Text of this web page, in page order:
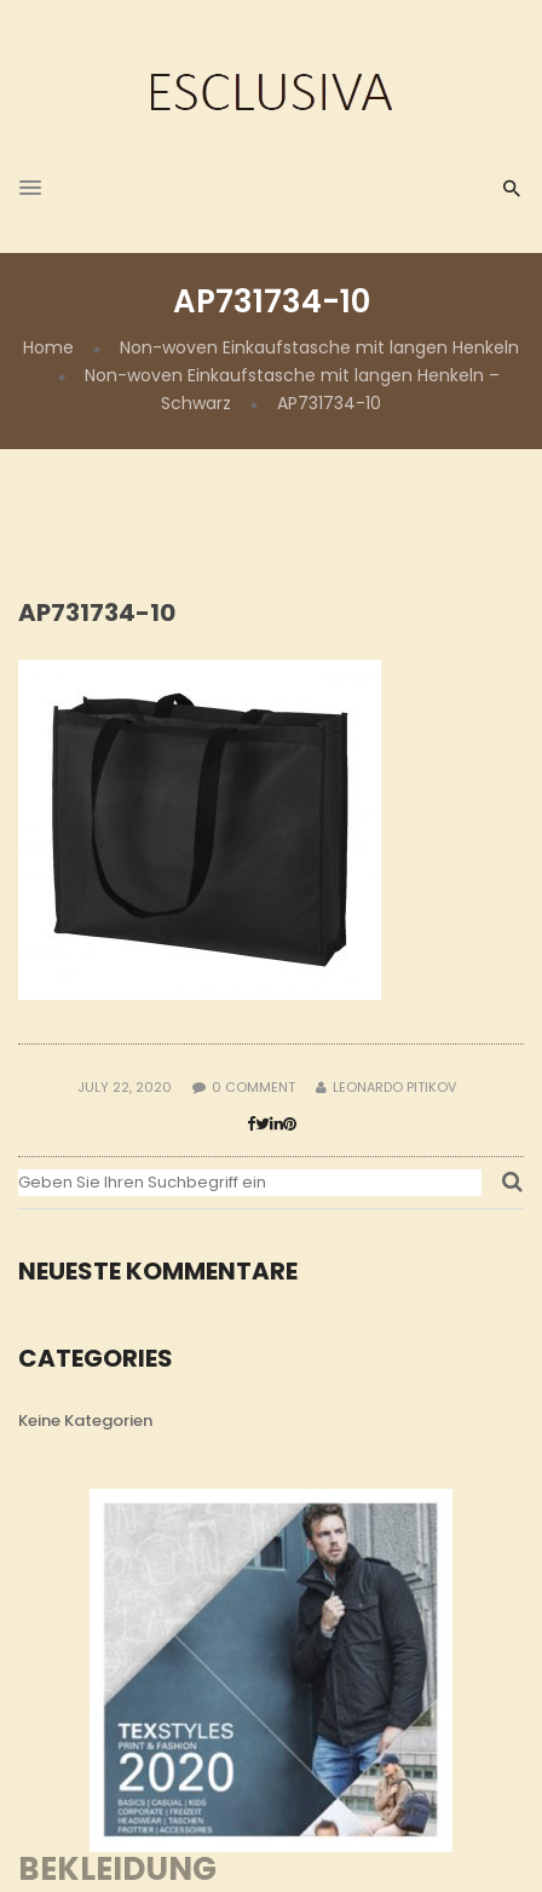
AP731734-10
Home
Non-woven Einkaufstasche mit langen Henkeln
Non-woven Einkaufstasche mit langen Henkeln –
Schwarz
AP731734-10
NEUESTE KOMMENTARE
CATEGORIES
Keine Kategorien
BEKLEIDUNG
AP731734-10
JULY 22, 2020 0 COMMENT LEONARDO PITIKOV